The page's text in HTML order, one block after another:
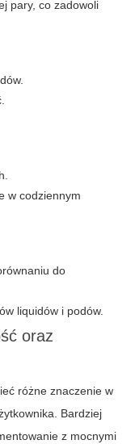
pary, co zadowoli
w codziennym
do
liquidów i podów.
oraz
różne znaczenie w
Bardziej
z mocnymi